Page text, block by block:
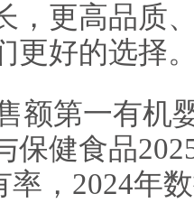
，更高品质
更好的选择
额第一有机
保健食品
，2024年